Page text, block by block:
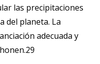
las precipitaciones
del planeta. La
adecuada y